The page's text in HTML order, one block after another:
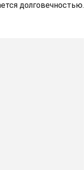
долговечностью.